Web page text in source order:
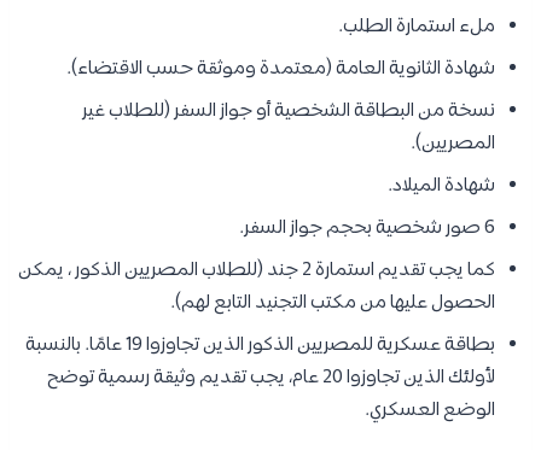
ملء استمارة الطلب.
شهادة الثانوية العامة (معتمدة وموثقة حسب الاقتضاء).
نسخة من البطاقة الشخصية أو جواز السفر (للطلاب غير
المصريين).
شهادة الميلاد.
6 صور شخصية بحجم جواز السفر.
كما يجب تقديم استمارة 2 جند (للطلاب المصريين الذكور ، يمكن
الحصول عليها من مكتب التجنيد التابع لهم).
بطاقة عسكرية للمصريين الذكور الذين تجاوزوا 19 عامًا. بالنسبة
لأولئك الذين تجاوزوا 20 عام، يجب تقديم وثيقة رسمية توضح
الوضع العسكري.